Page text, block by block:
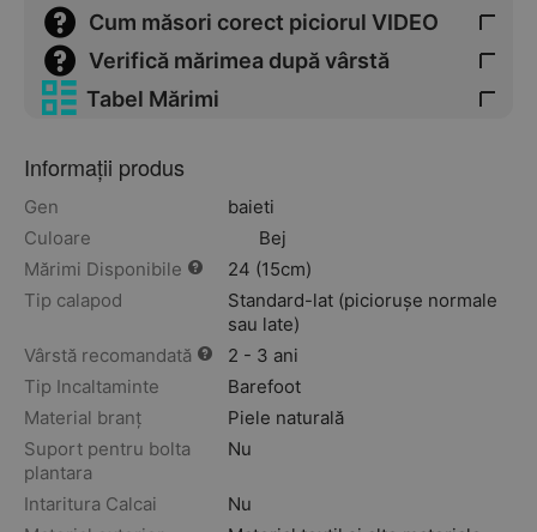
Cum măsori corect piciorul VIDEO
Verifică mărimea după vârstă
Tabel Mărimi
Informații produs
Gen
baieti
Culoare
Bej
Mărimi Disponibile
24 (15cm)
Tip calapod
Standard-lat (piciorușe normale
sau late)
Vârstă recomandată
2 - 3 ani
Tip Incaltaminte
Barefoot
Material branț
Piele naturală
Suport pentru bolta
plantara
Nu
Intaritura Calcai
Nu